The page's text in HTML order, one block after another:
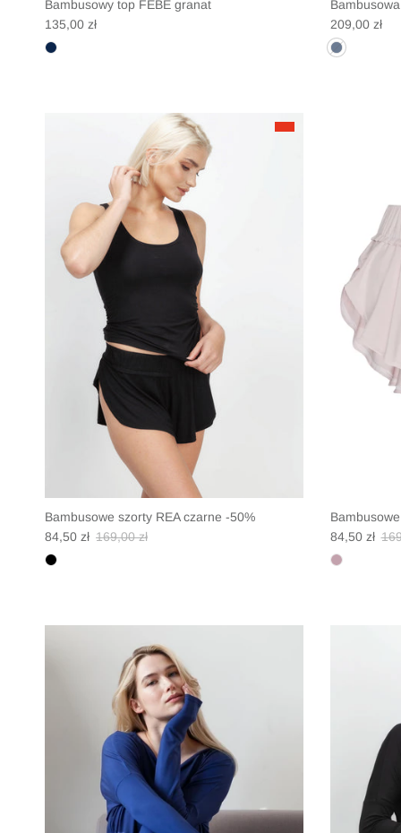
Bambusowy top FEBE granat
Translation missing: pl.products.product.price.regular_price
135,00 zł
Translation
209,00 zł
Bambusowe szorty REA czarne -50%
Translation missing: pl.products.product.price.sale_price
84,50 zł Translation missing:
169,00 zł
Translation
84,50 zł